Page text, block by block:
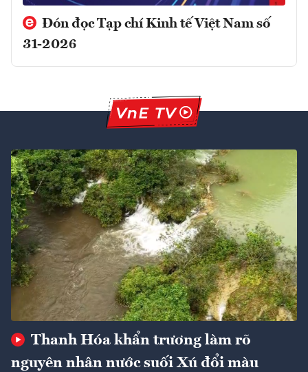
Đón đọc Tạp chí Kinh tế Việt Nam số
31-2026
Thanh Hóa khẩn trương làm rõ
nguyên nhân nước suối Xú đổi màu